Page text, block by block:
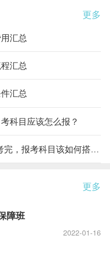
更多
汇总
汇总
汇总
科目应该怎么报？
自考汉语言本科想要两年考完，报考科目该如何搭配？
更多
障班
2022-01-16